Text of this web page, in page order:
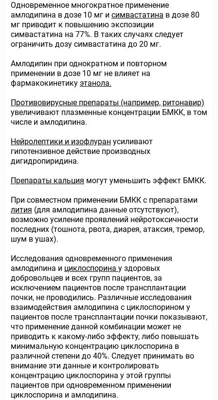
Одновременное многократное применение
амлодипина в дозе 10 мг и симвастатина в дозе 80
мг приводит к повышению экспозиции
симвастатина на 77%. В таких случаях следует
ограничить дозу симвастатина до 20 мг.
Амлодипин при однократном и повторном
применении в дозе 10 мг не влияет на
фармакокинетику этанола.
Противовирусные препараты (например, ритонавир)
увеличивают плазменные концентрации БМКК, в том
числе и амлодипина.
Нейролептики и изофлуран усиливают
гипотензивное действие производных
дигидропиридина.
Препараты кальция могут уменьшить эффект БМКК.
При совместном применении БМКК с препаратами
лития (для амлодипина данные отсутствуют),
возможно усиление проявлений нейротоксичности
последних (тошнота, рвота, диарея, атаксия, тремор,
шум в ушах).
Исследования одновременного применения
амлодипина и циклоспорина у здоровых
добровольцев и всех групп пациентов, за
исключением пациентов после трансплантации
почки, не проводились. Различные исследования
взаимодействия амлодипина с циклоспорином у
пациентов после трансплантации почки показывают,
что применение данной комбинации может не
приводить к какому-либо эффекту, либо повышать
минимальную концентрацию циклоспорина в
различной степени до 40%. Следует принимать во
внимание эти данные и контролировать
концентрацию циклоспорина у этой группы
пациентов при одновременном применении
циклоспорина и амлодипина.